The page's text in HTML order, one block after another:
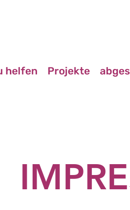
helfen Projekte